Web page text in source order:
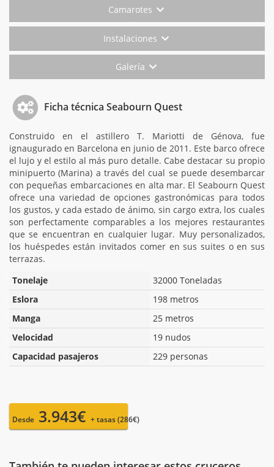
Camarotes
Instalaciones
Galería
Ficha técnica Seabourn Quest
Construido en el astillero T. Mariotti de Génova, fue
ignaugurado en Barcelona en junio de 2011. Este barco ofrece
el lujo y el estilo al más puro detalle. Cabe destacar su propio
minipuerto (Marina) a través del cual se puede desembarcar
con pequeñas embarcaciones en alta mar. El Seabourn Quest
ofrece una variedad de opciones gastronómicas para todos
los gustos, y cada estado de ánimo, sin cargo extra, los cuales
son perfectamente comparables a los mejores restaurantes
que se encuentran en cualquier lugar. Muy personalizados,
los huéspedes están invitados comer en sus suites o en sus
terrazas.
Tonelaje
32000 Toneladas
Eslora
198 metros
Manga
25 metros
Velocidad
19 nudos
Capacidad pasajeros
229 personas
Desde 3.943€ + tasas (286€)